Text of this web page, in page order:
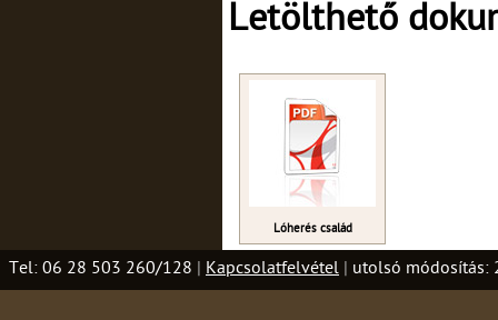
Letölthető
Lóherés család
Tel: 06 28 503 260/128 Kapcsolatfelvétel utolsó módosítás: